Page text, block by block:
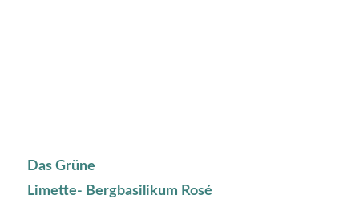
Das Grüne
Limette- Bergbasilikum Rosé